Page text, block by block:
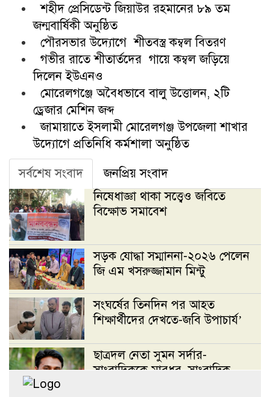
শহীদ প্রেসিডেন্ট জিয়াউর রহমানের ৮৯ তম
জন্মবার্ষিকী অনুষ্ঠিত
পৌরসভার উদ্যোগে শীতবস্ত্র কম্বল বিতরণ
গভীর রাতে শীতার্তদের গায়ে কম্বল জড়িয়ে
দিলেন ইউএনও
মোরেলগঞ্জে অবৈধভাবে বালু উত্তোলন, ২টি
ড্রেজার মেশিন জব্দ
জামায়াতে ইসলামী মোরেলগঞ্জ উপজেলা শাখার
উদ্যোগে প্রতিনিধি কর্মশালা অনুষ্ঠিত
সর্বশেষ সংবাদ
জনপ্রিয় সংবাদ
নিষেধাজ্ঞা থাকা সত্ত্বেও জবিতে
বিক্ষোভ সমাবেশ
সড়ক যোদ্ধা সম্মাননা-২০২৬ পেলেন
জি এম খসরুজ্জামান মিন্টু
সংঘর্ষের তিনদিন পর আহত
শিক্ষার্থীদের দেখতে-জবি উপাচার্য’
ছাত্রদল নেতা সুমন সর্দার-
সাংবাদিককে মারধর, সাংবাদিক